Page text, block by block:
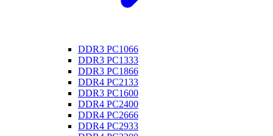
DDR3 PC1066
DDR3 PC1333
DDR3 PC1866
DDR4 PC2133
DDR3 PC1600
DDR4 PC2400
DDR4 PC2666
DDR4 PC2933